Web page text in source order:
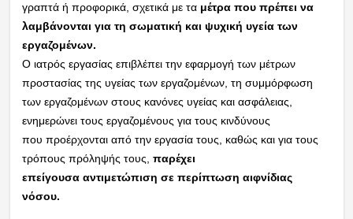
γραπτά ή προφορικά, σχετικά με τα μέτρα που πρέπει να
λαμβάνονται για τη σωματική και ψυχική υγεία των
εργαζομένων.
Ο ιατρός εργασίας επιβλέπει την εφαρμογή των μέτρων
προστασίας της υγείας των εργαζομένων, τη συμμόρφωση
των εργαζομένων στους κανόνες υγείας και ασφάλειας,
ενημερώνει τους εργαζομένους για τους κινδύνους
που προέρχονται από την εργασία τους, καθώς και για τους
τρόπους πρόληψής τους, παρέχει
επείγουσα αντιμετώπιση σε περίπτωση αιφνίδιας
νόσου.